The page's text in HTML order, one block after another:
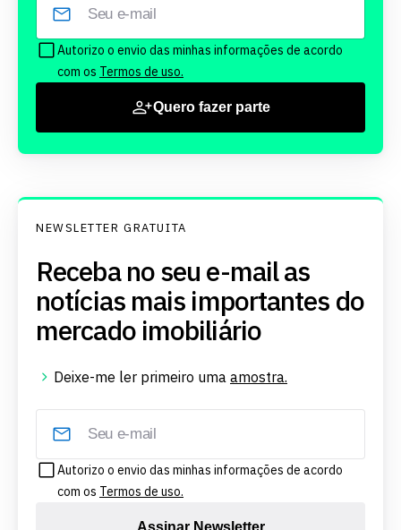
Autorizo o envio das minhas informações de acordo
com os Termos de uso.
Quero fazer parte
NEWSLETTER GRATUITA
Receba no seu e-mail as
notícias mais importantes do
mercado imobiliário
Deixe-me ler primeiro uma amostra.
Autorizo o envio das minhas informações de acordo
com os Termos de uso.